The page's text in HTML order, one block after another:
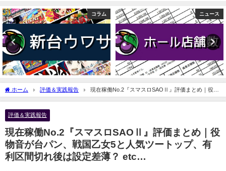
コラム ニュース
ホーム 評価＆実践報告
現在稼働No.2『スマスロSAOⅡ』評価まとめ｜役物
音が台パン、戦国乙女5と人気ツートップ、有利区間切れ後は設定差薄？ etc…
評価＆実践報告
現在稼働No.2『スマスロSAOⅡ』評価まとめ｜役
物音が台パン、戦国乙女5と人気ツートップ、有
利区間切れ後は設定差薄？ etc…